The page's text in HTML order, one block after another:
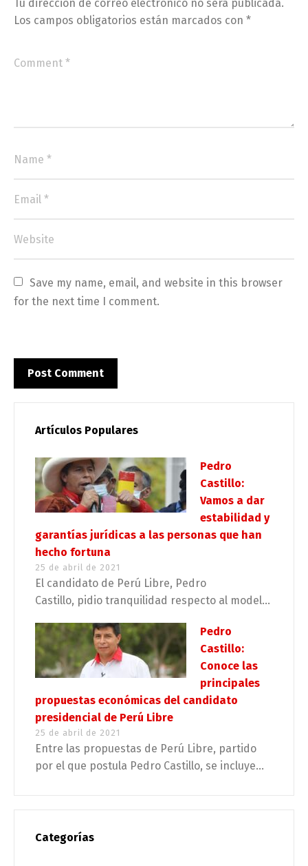
Tu dirección de correo electrónico no será publicada.
Los campos obligatorios están marcados con *
Save my name, email, and website in this browser
for the next time I comment.
Artículos Populares
Pedro
Castillo:
Vamos a dar
estabilidad y
garantías jurídicas a las personas que han
hecho fortuna
25 de abril de 2021
El candidato de Perú Libre, Pedro
Castillo, pidio tranquilidad respecto al model...
Pedro
Castillo:
Conoce las
principales
propuestas económicas del candidato
presidencial de Perú Libre
25 de abril de 2021
Entre las propuestas de Perú Libre, partido
por el que postula Pedro Castillo, se incluye...
Categorías